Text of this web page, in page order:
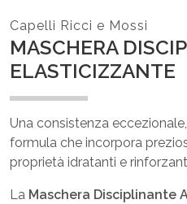
Capelli Ricci e Mossi
MASCHERA
ELASTICIZZANTE
Una consistenza
formula che incorpora
proprietà idratanti e
La Maschera Disciplinante